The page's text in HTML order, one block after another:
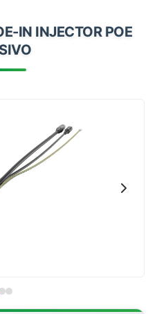
Gpon
Tools
IN INJECTOR POE